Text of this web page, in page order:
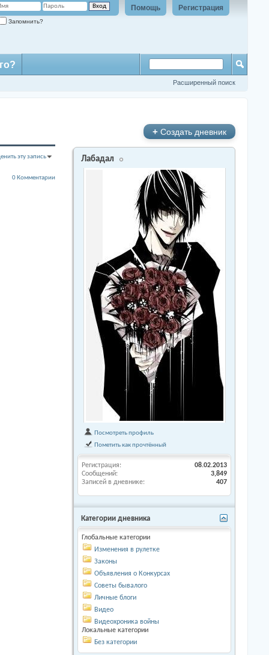
Регистрация
Помощь
Запомнить?
Расширенный поиск
эту запись
0 Комментарии
+ Создать дневник
Лабадал
Посмотреть профиль
Пометить как прочтённый
Регистрация
08.02.2013
Сообщений
3,849
Записей в дневнике
407
Категории дневника
Глобальные категории
Изменения в рулетке
Законы
Объявления о Конкурсах
Советы бывалого
Личные блоги
Видео
Видеохроника войны
Локальные категории
Без категории